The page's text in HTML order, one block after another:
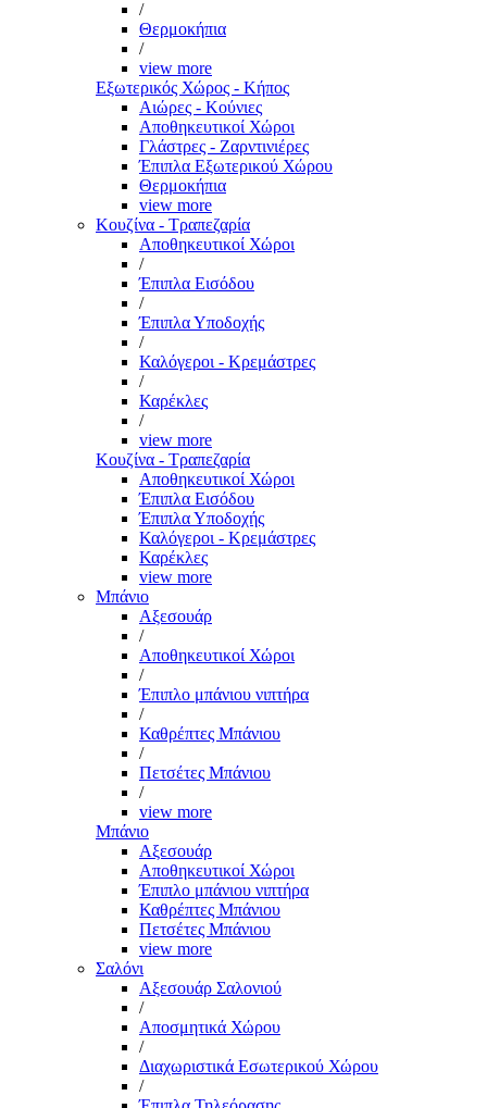
/
Θερμοκήπια
/
view more
Εξωτερικός Χώρος - Κήπος
Αιώρες - Κούνιες
Αποθηκευτικοί Χώροι
Γλάστρες - Ζαρντινιέρες
Έπιπλα Εξωτερικού Χώρου
Θερμοκήπια
view more
Κουζίνα - Τραπεζαρία
Αποθηκευτικοί Χώροι
/
Έπιπλα Εισόδου
/
Έπιπλα Υποδοχής
/
Καλόγεροι - Κρεμάστρες
/
Καρέκλες
/
view more
Κουζίνα - Τραπεζαρία
Αποθηκευτικοί Χώροι
Έπιπλα Εισόδου
Έπιπλα Υποδοχής
Καλόγεροι - Κρεμάστρες
Καρέκλες
view more
Μπάνιο
Αξεσουάρ
/
Αποθηκευτικοί Χώροι
/
Έπιπλο μπάνιου νιπτήρα
/
Καθρέπτες Μπάνιου
/
Πετσέτες Μπάνιου
/
view more
Μπάνιο
Αξεσουάρ
Αποθηκευτικοί Χώροι
Έπιπλο μπάνιου νιπτήρα
Καθρέπτες Μπάνιου
Πετσέτες Μπάνιου
view more
Σαλόνι
Αξεσουάρ Σαλονιού
/
Αποσμητικά Χώρου
/
Διαχωριστικά Εσωτερικού Χώρου
/